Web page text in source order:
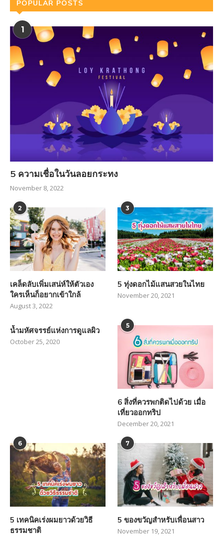
POPULAR POSTS
1
5 ความเชื่อในวันลอยกระทง
November 8, 2022
2
เคล็ดลับเพิ่มเสน่ห์ให้ตัวเอง
ใครเห็นก็อยากเข้าใกล้
August 3, 2022
3
5 ทุ่งดอกไม้แสนสวยในไทย
November 20, 2021
น้ำมหัศจรรย์แห่งการดูแลผิว
October 25, 2020
5
6 สิ่งที่ควรพกติดไปด้วย เมื่อ
เที่ยวออกทริป
December 20, 2021
6
5 เทคนิคเร่งผมยาวด้วยวิธี
ธรรมชาติ
7
5 ของขวัญสำหรับเพื่อนสาว
November 19, 2021